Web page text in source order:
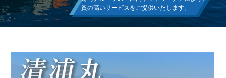
質の高いサービスをご提供いたします。